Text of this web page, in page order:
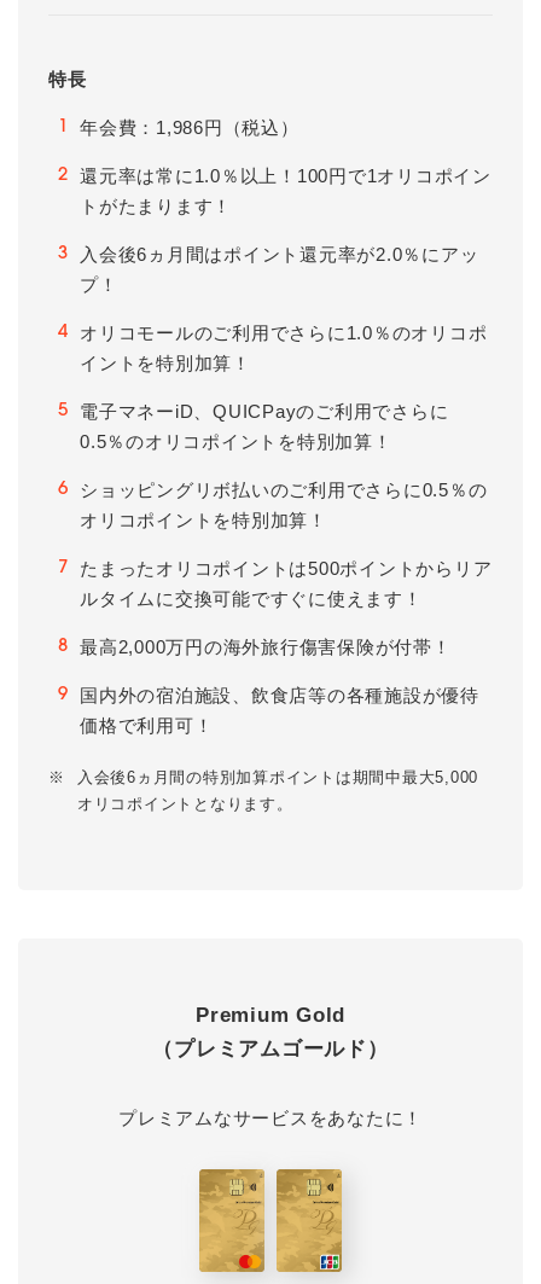
特長
1 年会費：1,986円（税込）
2
還元率は常に1.0％以上！100円で1オリコポイン
トがたまります！
3
入会後6ヵ月間はポイント還元率が2.0％にアッ
プ！
4
オリコモールのご利用でさらに1.0％のオリコポ
イントを特別加算！
5
電子マネーiD、QUICPayのご利用でさらに
0.5％のオリコポイントを特別加算！
6
ショッピングリボ払いのご利用でさらに0.5％の
オリコポイントを特別加算！
7
たまったオリコポイントは500ポイントからリア
ルタイムに交換可能ですぐに使えます！
8 最高2,000万円の海外旅行傷害保険が付帯！
9
国内外の宿泊施設、飲食店等の各種施設が優待
価格で利用可！
※
入会後6ヵ月間の特別加算ポイントは期間中最大5,000
オリコポイントとなります。
Premium Gold
（プレミアムゴールド）
プレミアムなサービスをあなたに！